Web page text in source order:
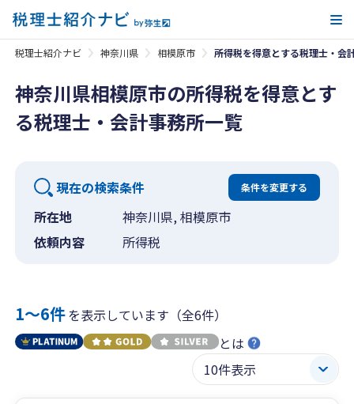
税理士紹介ナビ 神奈川県 相模原市 所得税を得意とする税理士・会
神奈川県相模原市の所得税を得意とす
る税理士・会計事務所一覧
現在の検索条件 条件を変更する
所在地
神奈川県, 相模原市
依頼内容
所得税
1〜6件を表示しています（全6件）
とは